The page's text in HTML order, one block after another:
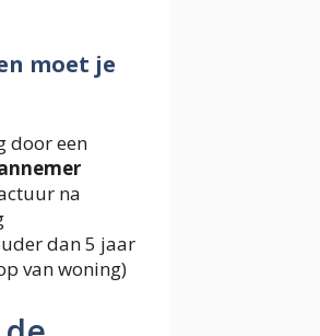
moet je
door een
na
dan 5 jaar
van woning)